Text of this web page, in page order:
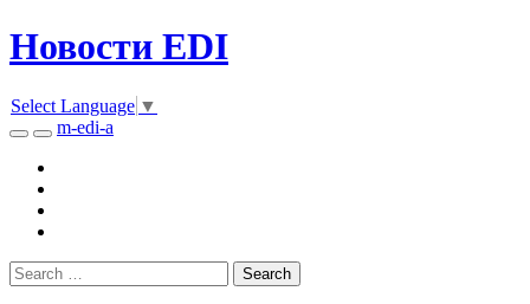
Новости EDI
Select Language ▼
m-edi-a